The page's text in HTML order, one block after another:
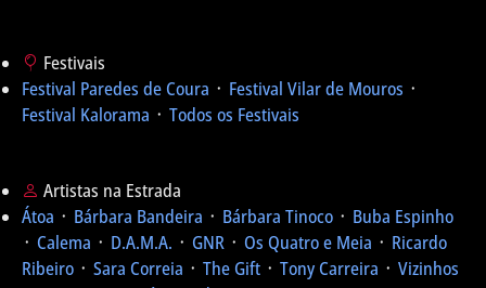
Festivais
Festival Paredes de Coura ᛫ Festival Vilar de Mouros ᛫
Festival Kalorama ᛫ Todos os Festivais
Artistas na Estrada
Átoa ᛫ Bárbara Bandeira ᛫ Bárbara Tinoco ᛫ Buba Espinho
᛫ Calema ᛫ D.A.M.A. ᛫ GNR ᛫ Os Quatro e Meia ᛫ Ricardo
Ribeiro ᛫ Sara Correia ᛫ The Gift ᛫ Tony Carreira ᛫ Vizinhos